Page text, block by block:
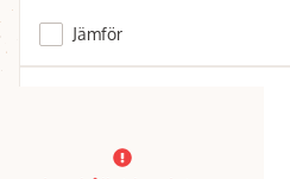
Jämför